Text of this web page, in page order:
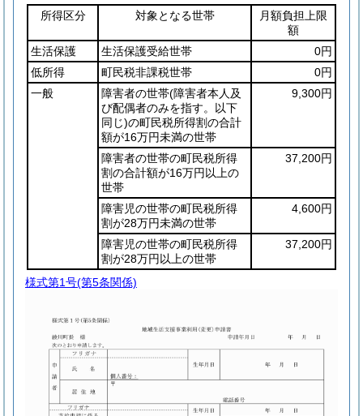
所得区分
対象となる世帯
月額負担上限
額
生活保護
生活保護受給世帯
0円
低所得
町民税非課税世帯
0円
一般
障害者の世帯(障害者本人及
び配偶者のみを指す。以下
同じ)の町民税所得割の合計
額が16万円未満の世帯
9,300円
障害者の世帯の町民税所得
割の合計額が16万円以上の
世帯
37,200円
障害児の世帯の町民税所得
割が28万円未満の世帯
4,600円
障害児の世帯の町民税所得
割が28万円以上の世帯
37,200円
様式第1号(第5条関係)